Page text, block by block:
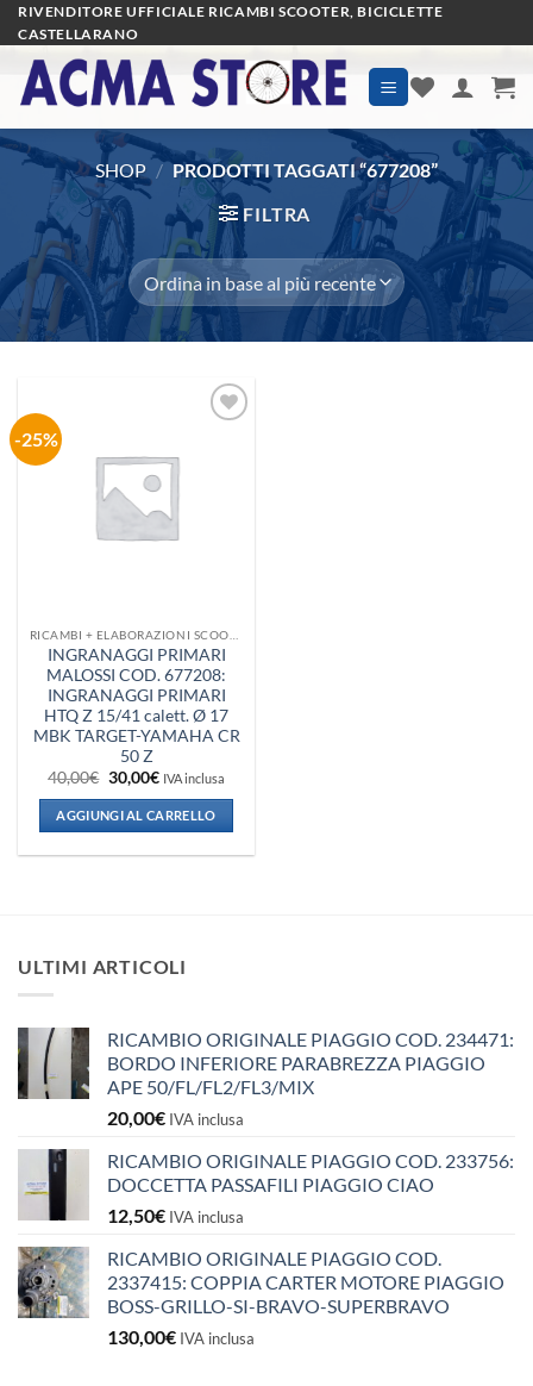
Salta
ai
contenuti
RIVENDITORE UFFICIALE RICAMBI SCOOTER, BICICLETTE
CASTELLARANO
SHOP / PRODOTTI TAGGATI “677208”
FILTRA
-25%
INGRANAGGI PRIMARI
MALOSSI COD. 677208:
INGRANAGGI PRIMARI
HTQ Z 15/41 calett. Ø 17
MBK TARGET-YAMAHA CR
50 Z
40,00€ Il
prezzo
originale
era:
40,00€.
30,00€Il
attuale
è:
30,00€.
IVA inclusa
AGGIUNGI AL CARRELLO
ULTIMI ARTICOLI
RICAMBIO ORIGINALE PIAGGIO COD. 234471:
BORDO INFERIORE PARABREZZA PIAGGIO
APE 50/FL/FL2/FL3/MIX
20,00€ IVA inclusa
RICAMBIO ORIGINALE PIAGGIO COD. 233756:
DOCCETTA PASSAFILI PIAGGIO CIAO
12,50€ IVA inclusa
RICAMBIO ORIGINALE PIAGGIO COD.
2337415: COPPIA CARTER MOTORE PIAGGIO
BOSS-GRILLO-SI-BRAVO-SUPERBRAVO
130,00€ IVA inclusa